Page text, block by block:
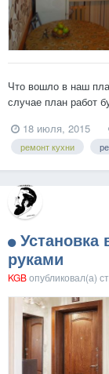
Что вошло в наш
случае план работ
мебели — еще
так что первым
18 июля, 2015
ремонт кухни
руками
KGBопубликовал(а)